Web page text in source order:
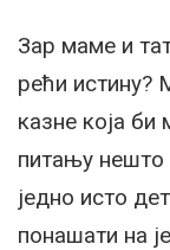
Зар маме и
рећи истину?
казне која
питању нешто
једно исто
понашати на